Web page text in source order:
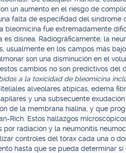
un aumento en el riesgo de
falta de especifidad del
bleomicina fue extremadamente
es disnea. Radiográficamente, la
usualmente en los campos más
son una disminución en el
cambios no son predictivos del
a la toxicidad de bleomicina
alveolares atípicas, edema
y una subsecuente
de la membrana hialina, y que
Rich. Estos hallazgos
por radiación y la neumonitis
controles del tórax cada una o
hasta que se pueda determinar